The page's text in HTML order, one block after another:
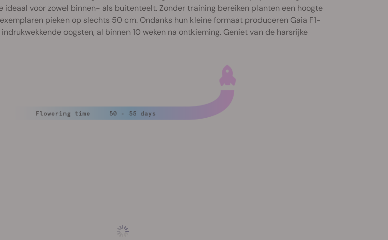
ideaal voor zowel binnen- als buitenteelt. Zonder training bereiken planten een hoogte
pieken op slechts 50 cm. Ondanks hun kleine formaat produceren Gaia F1-
oogsten, al binnen 10 weken na ontkieming. Geniet van de harsrijke